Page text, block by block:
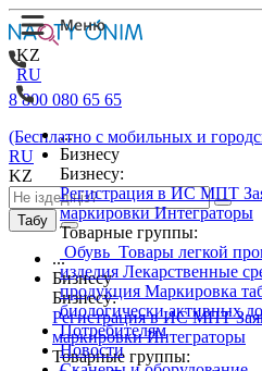
KZ
RU
...
Бизнесу
Бизнесу:
Регистрация в ИС МПТ
маркировкиИнтеграторы
Товарные группы:
Обувь Товары легкой
изделия Лекарственные
продукция Маркировка
биологически активных
Потребителям
Новости
8 800 080 65 65
(Бесплатно с мобильных и
RU
KZ
Табу
...
Бизнесу
Бизнесу:
Регистрация в ИС МПТ
маркировкиИнтеграторы
Товарные группы: